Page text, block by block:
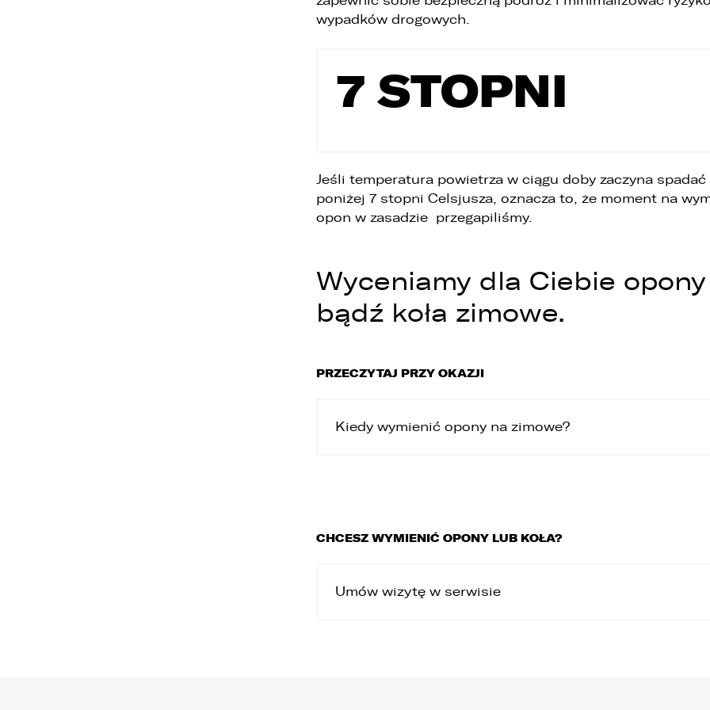
wypadków drogowych.
7 STOPNI
Jeśli temperatura powietrza w ciągu doby zaczyna spadać
poniżej 7 stopni Celsjusza, oznacza to, że moment na
opon w zasadzie przegapiliśmy.
Wyceniamy dla Ciebie opony
bądź koła zimowe.
PRZECZYTAJ PRZY OKAZJI
Kiedy wymienić opony na zimowe?
CHCESZ WYMIENIĆ OPONY LUB KOŁA?
Umów wizytę w serwisie
WHATSAPP
4. Podanie danych osobowych jest dobrowolne, jednakże Ich brak
zautomatyzowany i nie będą podlegały profilowaniu.
6. Administrator nie przekazuje danych osobowych do państwa